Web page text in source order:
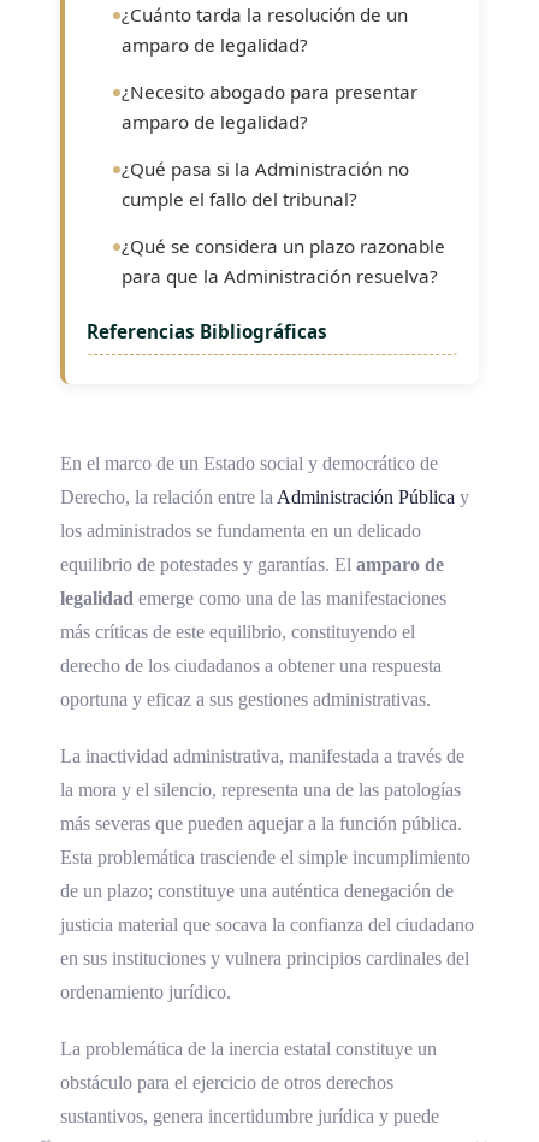
¿Cuánto tarda la resolución de un
amparo de legalidad?
¿Necesito abogado para presentar
amparo de legalidad?
¿Qué pasa si la Administración no
cumple el fallo del tribunal?
¿Qué se considera un plazo razonable
para que la Administración resuelva?
Referencias Bibliográficas
En el marco de un Estado social y democrático de
Derecho, la relación entre la Administración Pública y
los administrados se fundamenta en un delicado
equilibrio de potestades y garantías. El amparo de
legalidad emerge como una de las manifestaciones
más críticas de este equilibrio, constituyendo el
derecho de los ciudadanos a obtener una respuesta
oportuna y eficaz a sus gestiones administrativas.
La inactividad administrativa, manifestada a través de
la mora y el silencio, representa una de las patologías
más severas que pueden aquejar a la función pública.
Esta problemática trasciende el simple incumplimiento
de un plazo; constituye una auténtica denegación de
justicia material que socava la confianza del ciudadano
en sus instituciones y vulnera principios cardinales del
ordenamiento jurídico.
La problemática de la inercia estatal constituye un
obstáculo para el ejercicio de otros derechos
sustantivos, genera incertidumbre jurídica y puede